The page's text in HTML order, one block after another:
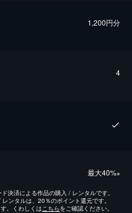
1,200円分
4
最⼤40%※
決済による作品の購入 / レンタルです。
ンタルは、20％のポイント還元です。
。くわしくは こちらをご確認ください。